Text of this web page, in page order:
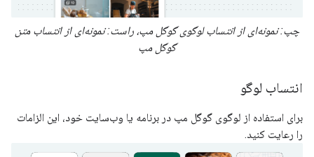
چپ: نمونه‌ای از انتساب لوگوی گوگل مپ، راست: نمونه‌ای از انتساب متن
گوگل مپ
انتساب لوگو
برای استفاده از لوگوی گوگل مپ در برنامه یا وب‌سایت خود، این الزامات
را رعایت کنید.